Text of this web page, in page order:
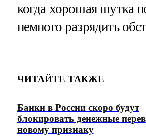
когда хорошая шутка
немного разрядить
ЧИТАЙТЕ ТАКЖЕ
Банки в России скоро будут
блокировать денежные
новому признаку